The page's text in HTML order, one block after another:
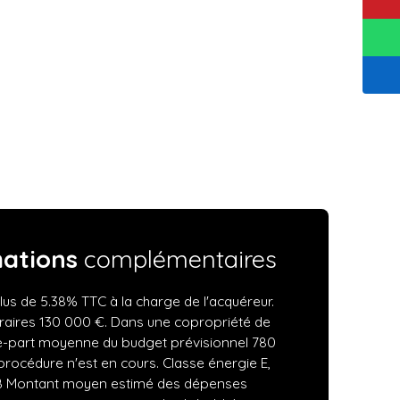
complémentaires
de 5.38% TTC à la charge de l'acquéreur.
130 000 €. Dans une copropriété de
part moyenne du budget prévisionnel 780
n'est en cours. Classe énergie E,
Montant moyen estimé des dépenses